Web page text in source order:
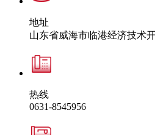
地址
山东省威海市临港经济技术
热线
0631-8545956